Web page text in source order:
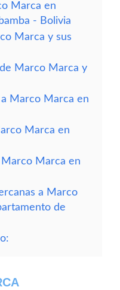
Marca en
- Bolivia
Marca y sus
Marco Marca y
Marco Marca en
Marca en
Marca en
a Marco
de